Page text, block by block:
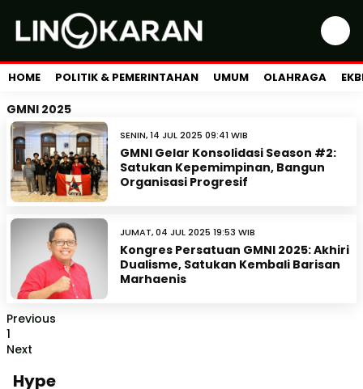
HOME POLITIK & PEMERINTAHAN UMUM OLAHRAGA
GMNI 2025
SENIN, 14 JUL 2025 09:41 WIB
GMNI Gelar Konsolidasi Season #2:
Satukan Kepemimpinan, Bangun
Organisasi Progresif
JUMAT, 04 JUL 2025 19:53 WIB
Kongres Persatuan GMNI 2025: Akhiri
Dualisme, Satukan Kembali Barisan
Marhaenis
Previous
1
Next
Hype